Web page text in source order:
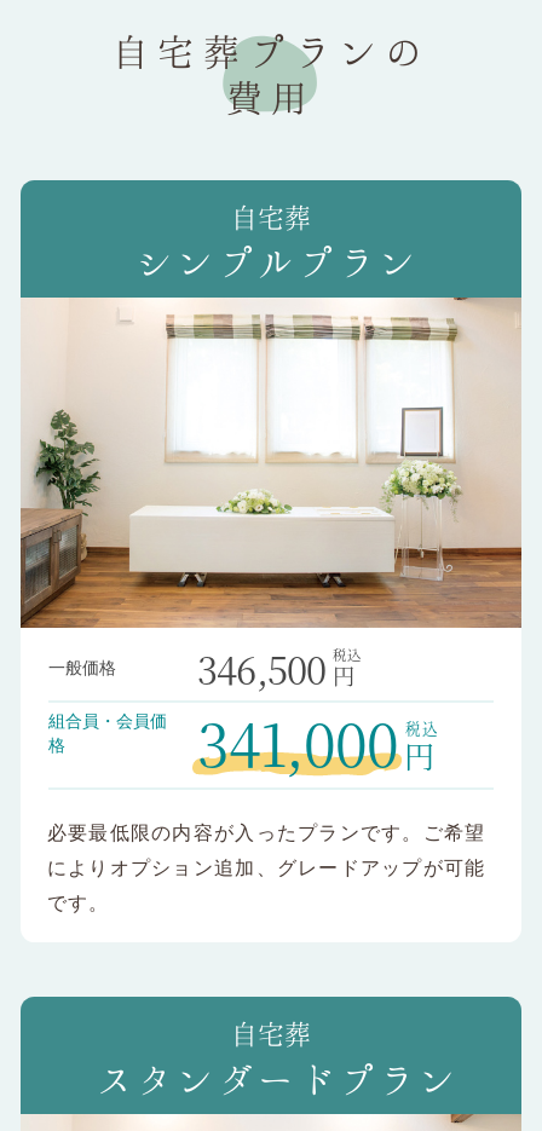
自宅葬プランの
費用
シンプルプラン
一般価格 346,500 円
組合員・会員価
格
341,000 円
必要最低限の内容が入ったプランです。ご希望
によりオプション追加、グレードアップが可能
です。
スタンダードプラン